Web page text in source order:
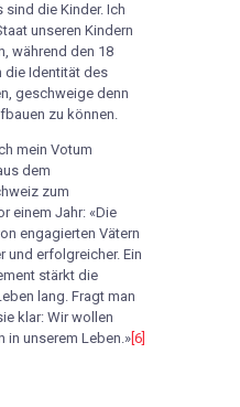
sind die Kinder. Ich
unseren Kindern
während den 18
die Identität des
geschweige denn
zu können.
mein Votum
dem
zum
einem Jahr: «Die
engagierten Vätern
und erfolgreicher. Ein
stärkt die
lang. Fragt man
klar: Wir wollen
in unserem Leben.» [6]